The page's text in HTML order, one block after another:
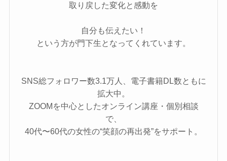
取り戻した変化と感動を
自分も伝えたい！
という方が門下生となってくれています。
SNS総フォロワー数3.1万人、電子書籍DL数ともに
拡大中。
ZOOMを中心としたオンライン講座・個別相談
で、
40代〜60代の女性の“笑顔の再出発”をサポート。